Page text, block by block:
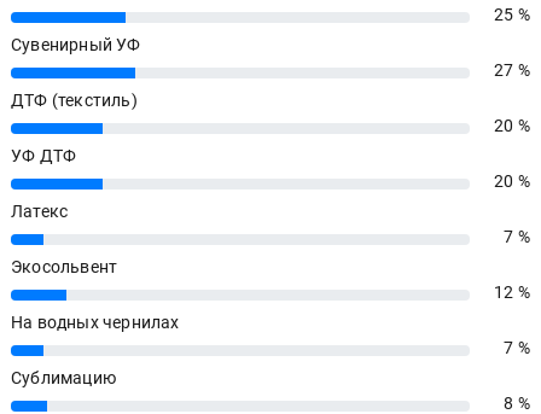
25%
25 %
Сувенирный УФ
27%
27 %
ДТФ (текстиль)
20%
20 %
УФ ДТФ
20%
20 %
Латекс
7%
7 %
Экосольвент
12%
12 %
На водных чернилах
7%
7 %
Сублимацию
8%
8 %